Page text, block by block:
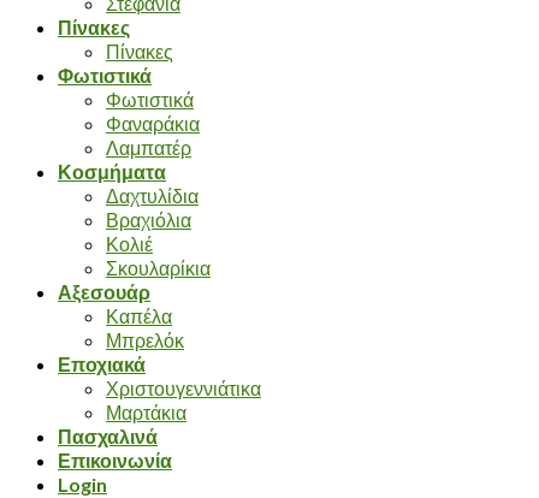
Πίνακες
Πίνακες
Φωτιστικά
Φωτιστικά
Φαναράκια
Λαμπατέρ
Κοσμήματα
Δαχτυλίδια
Βραχιόλια
Κολιέ
Σκουλαρίκια
Αξεσουάρ
Καπέλα
Μπρελόκ
Εποχιακά
Χριστουγεννιάτικα
Μαρτάκια
Πασχαλινά
Επικοινωνία
Login